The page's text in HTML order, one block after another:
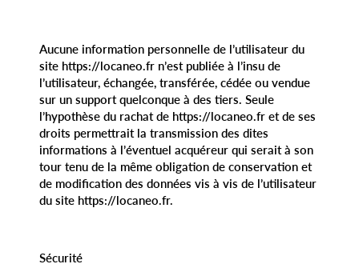
Aucune information personnelle de l’utilisateur du
site https://locaneo.fr n’est publiée à l’insu de
l’utilisateur, échangée, transférée, cédée ou vendue
sur un support quelconque à des tiers. Seule
l’hypothèse du rachat de https://locaneo.fr et de ses
droits permettrait la transmission des dites
informations à l’éventuel acquéreur qui serait à son
tour tenu de la même obligation de conservation et
de modification des données vis à vis de l’utilisateur
du site https://locaneo.fr.
Sécurité